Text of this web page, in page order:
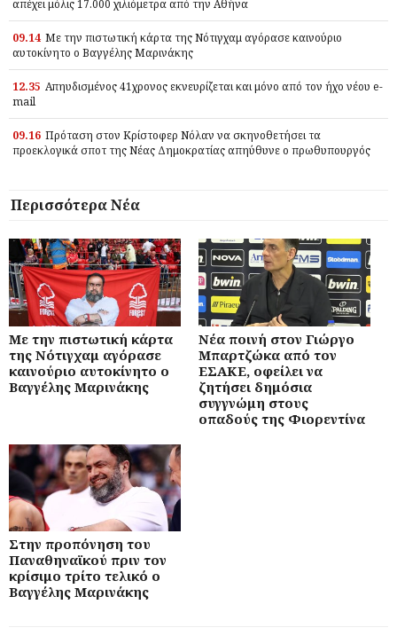
απέχει μόλις 17.000 χιλιόμετρα από την Αθήνα
09.14 Με την πιστωτική κάρτα της Νότιγχαμ αγόρασε καινούριο
αυτοκίνητο ο Βαγγέλης Μαρινάκης
12.35 Απηυδισμένος 41χρονος εκνευρίζεται και μόνο από τον ήχο νέου e-
mail
09.16 Πρόταση στον Κρίστοφερ Νόλαν να σκηνοθετήσει τα
προεκλογικά σποτ της Νέας Δημοκρατίας απηύθυνε ο πρωθυπουργός
Περισσότερα Νέα
Με την πιστωτική κάρτα
της Νότιγχαμ αγόρασε
καινούριο αυτοκίνητο ο
Βαγγέλης Μαρινάκης
Νέα ποινή στον Γιώργο
Μπαρτζώκα από τον
ΕΣΑΚΕ, οφείλει να
ζητήσει δημόσια
συγγνώμη στους
οπαδούς της Φιορεντίνα
Στην προπόνηση του
Παναθηναϊκού πριν τον
κρίσιμο τρίτο τελικό ο
Βαγγέλης Μαρινάκης